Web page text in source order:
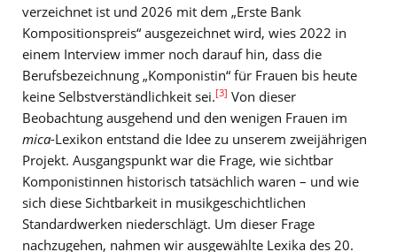
verzeichnet ist und 2026 mit dem „Erste Bank
Kompositionspreis“ ausgezeichnet wird, wies 2022 in
einem Interview immer noch darauf hin, dass die
Berufsbezeichnung „Komponistin“ für Frauen bis heute
keine Selbstverständlichkeit sei.[3] Von dieser
Beobachtung ausgehend und den wenigen Frauen im
mica-Lexikon entstand die Idee zu unserem zweijährigen
Projekt. Ausgangspunkt war die Frage, wie sichtbar
Komponistinnen historisch tatsächlich waren – und wie
sich diese Sichtbarkeit in musikgeschichtlichen
Standardwerken niederschlägt. Um dieser Frage
nachzugehen, nahmen wir ausgewählte Lexika des 20.